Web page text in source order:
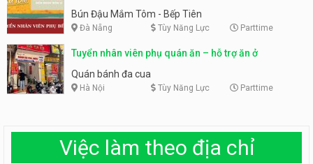
Tiên
Bún Đậu Mắm Tôm - Bếp Tiên
Đà Nẵng Tùy Năng Lực Parttime
Tuyển nhân viên phụ quán ăn – hỗ trợ ăn ở
Quán bánh đa cua
Hà Nội Tùy Năng Lực Parttime
Việc làm theo địa chỉ